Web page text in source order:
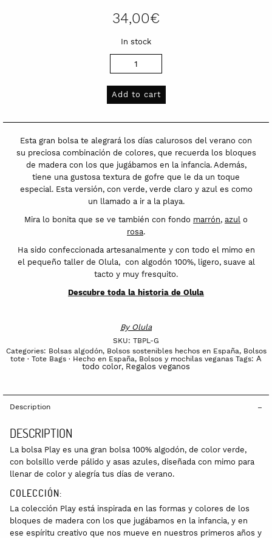
34,00€
In stock
Add to cart
Esta gran bolsa te alegrará los días calurosos del verano con
su preciosa combinación de colores, que recuerda los bloques
de madera con los que jugábamos en la infancia. Además,
tiene una gustosa textura de gofre que le da un toque
especial. Esta versión, con verde, verde claro y azul es como
un llamado a ir a la playa.
Mira lo bonita que se ve también con fondo marrón, azul o
rosa.
Ha sido confeccionada artesanalmente y con todo el mimo en
el pequeño taller de Olula, con algodón 100%, ligero, suave al
tacto y muy fresquito.
Descubre toda la historia de Olula
By Olula
SKU: TBPL-G
Categories: Bolsas algodón, Bolsos sostenibles hechos en España, Bolsos
tote · Tote Bags · Hecho en España, Bolsos y mochilas veganas Tags: A
todo color, Regalos veganos
Description
DESCRIPTION
La bolsa Play es una gran bolsa 100% algodón, de color verde,
con bolsillo verde pálido y asas azules, diseñada con mimo para
llenar de color y alegría tus días de verano.
COLECCIÓN:
La colección Play está inspirada en las formas y colores de los
bloques de madera con los que jugábamos en la infancia, y en
ese espíritu creativo que nos mueve en nuestros primeros años y